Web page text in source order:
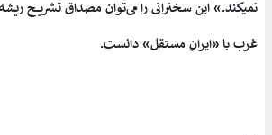
نمیکند.» این سخنرانی را می‌توان مصداق تشریح
غرب با «ایرانِ مستقل» دانست.